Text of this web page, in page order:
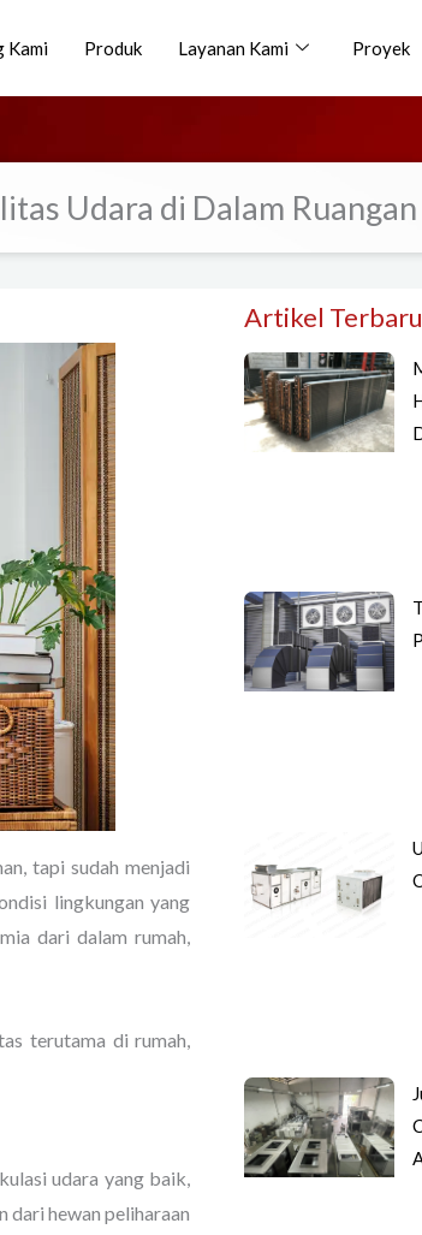
Kami Produk Layanan Kami Proyek
Udara di Dalam Ruangan
tapi sudah menjadi
lingkungan yang
dari dalam rumah,
terutama di rumah,
udara yang baik,
dari hewan peliharaan
Artikel Terbaru